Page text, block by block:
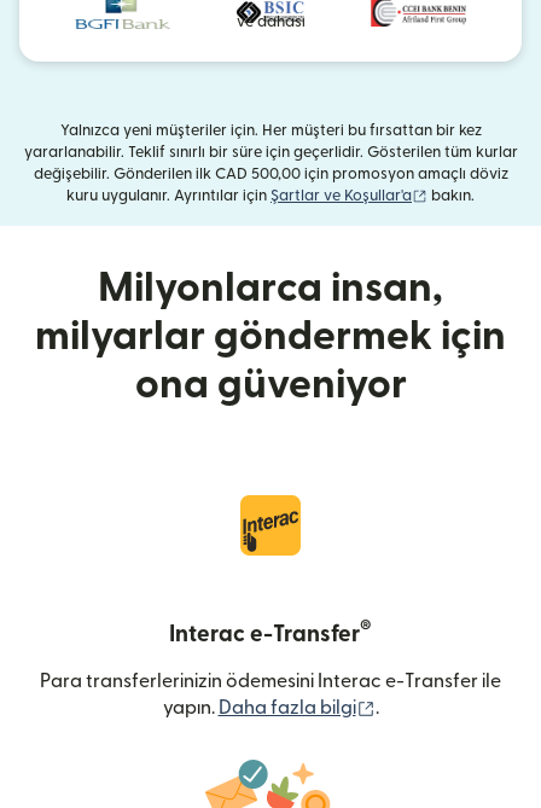
ve dahası
Yalnızca yeni müşteriler için. Her müşteri bu fırsattan bir kez
yararlanabilir. Teklif sınırlı bir süre için geçerlidir. Gösterilen tüm kurlar
değişebilir. Gönderilen ilk CAD 500,00 için promosyon amaçlı döviz
kuru uygulanır. Ayrıntılar için Şartlar ve Koşullar'a (yeni pencerede
bakın.
Milyonlarca insan,
milyarlar göndermek için
ona güveniyor
Interac e-Transfer®
Para transferlerinizin ödemesini Interac e-Transfer ile
yapın. Daha fazla bilgi .